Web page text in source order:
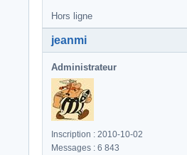
Hors ligne
jeanmi
Administrateur
Inscription : 2010-10-02
Messages : 6 843